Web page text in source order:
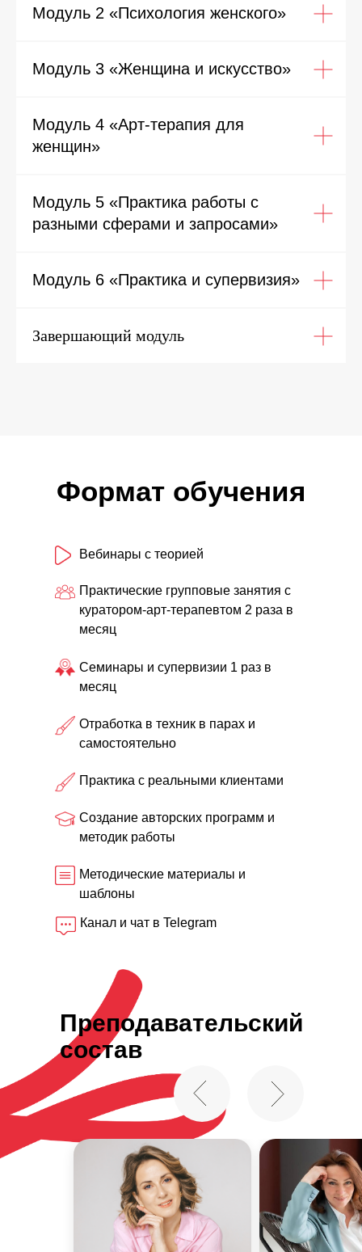
Модуль 2 «Психология женского»
Модуль 3 «Женщина и искусство»
Модуль 4 «Арт-терапия для
женщин»
Модуль 5 «Практика работы с
разными сферами и запросами»
Модуль 6 «Практика и супервизия»
Завершающий модуль
Вебинары с теорией
Практические групповые занятия с
куратором-арт-терапевтом 2 раза в
месяц
Семинары и супервизии 1 раз в
месяц
Отработка в техник в парах и
самостоятельно
Практика с реальными клиентами
Создание авторских программ и
методик работы
Методические материалы и
шаблоны
Канал и чат в Telegram
Формат обучения
Преподавательский
состав